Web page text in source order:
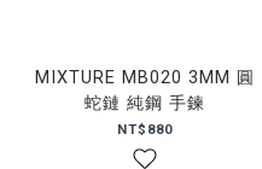
MIXTURE MB020 3MM 圓
蛇鏈 純鋼 手鍊
NT$880